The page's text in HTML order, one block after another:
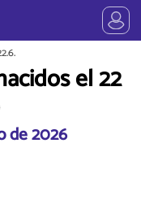
el 22
de 2026